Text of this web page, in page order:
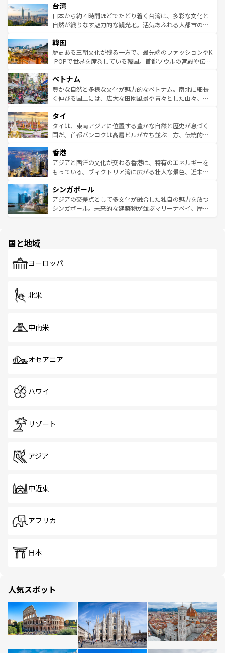
ならではの贅沢な旅のスタイルだ。 なお、新着のアメリカ
情報はコンテンツ一覧を参照してほしい。
れるおもてなしの心で訪れる人々を迎えてくれるハワイの
人々、おいしいローカルフードやハワイアンミュージッ
ク、伝統的なフラダンスなど、すべてがハワイの魅力を彩
ワイを、存分に味わってほしい。 なお、新着のハワイ情報
はコンテンツ一覧を参照してほしい。
リアリーフや大陸中央部にそびえるウルル（エアーズロッ
ク）、タスマニアの美しい原生林やケアンズの熱帯雨林な
ど、見どころがたくさん。また、カフェやワイン、オージ
いる。アクティビティも充実しており、サーフィンやダイ
ビング、ハイキングなど、アウトドア好きにはたまらな
い。オーストラリアの多彩な魅力を存分に味わいつくそ
参照してほしい。
台湾
日本から約４時間ほどでたどり着く台湾は、多彩な文化と
自然が織りなす魅力的な観光地。活気あふれる大都市の台
ン）、静ひつな山岳地帯である台湾東部など、都市の喧騒
と山間の静けさが共存しており、訪れる人に新しい発見と
驚きをもたらしてくれる。また、奥深い台湾の食文化も魅
容にもいいと評判のスイーツなど、バラエティ豊かな料理
が味わえる。 なお、新着の台湾情報は コンテンツ一覧を参
照してほしい。
韓国
歴史ある王朝文化が残る一方で、最先端のファッションやK
-POPで世界を席巻している韓国。首都ソウルの宮殿や伝統
き、地方に足を延ばせば四季折々の自然美を楽しむことが
できる。そして、キムチや焼肉、絶品のストリートフード
まで、さまざまな韓国料理が待っている。夜には、韓国な
リティに包まれながら、韓国の多彩な魅力を心ゆくまで味
わってみてほしい。 なお、新着の韓国情報はコンテンツ一
覧を参照してほしい。
ベトナム
豊かな自然と多様な文化が魅力的なベトナム。南北に細長
く伸びる国土には、広大な田園風景や青々とした山々、世
急速な発展と共に伝統が息づく。ハノイの古い町並みやホ
ーチミン市のフランス統治時代の建物も、独特の雰囲気を
醸し出している。また、バラエティの豊かさとおいしさで
とつ。フォーやバインミー、ベトナムコーヒーなどは、ぜ
ひ現地で味わいたい。どの地域を訪れてもあたたかい人々
が旅行者を迎えてくれるので、きっと忘れられない旅にな
参照してほしい。
タイ
タイは、東南アジアに位置する豊かな自然と歴史が息づく
国だ。首都バンコクは高層ビルが立ち並ぶ一方、伝統的な
の活気が交差している。北部ではチェンマイなどの山岳地
帯で自然と触れ合い、南部ではプーケットやクラビの美し
いビーチでリゾート気分を楽しむことができる。タイ料理
激する。気候は一年中温暖で、どの季節にも異なる楽しみ
が待っている。親しみやすいタイの人々、仏教を中心とし
た文化、そして多様な観光資源が、訪れる旅人を魅了し続
香港
アジアと西洋の文化が交わる香港は、特有のエネルギーを
もっている。ヴィクトリア湾に広がる壮大な景色、近未来
み、どこを訪れても感動するはず。観光スポットが密集し
ており、効率よく見どころを回れるのも魅力。息をのむよ
うな絶景から文化的な体験まで、香港を存分に楽しみ尽く
シンガポール
アジアの交差点として多文化が融合した独自の魅力を放つ
シンガポール。未来的な建築物が並ぶマリーナベイ、歴史
で、ホーカーズは地元の風情を楽しめる外せないスポット
国と地域
ヨーロッパ
北米
中南米
オセアニア
ハワイ
リゾート
アジア
中近東
アフリカ
日本
人気スポット